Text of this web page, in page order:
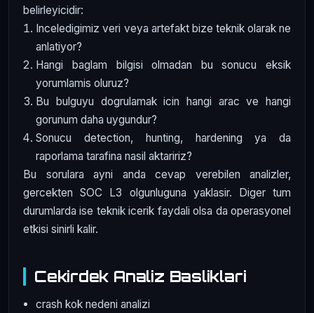
belirleyicidir:
Inceledigimiz veri veya artefakt bize teknik olarak ne
anlatiyor?
Hangi baglam bilgisi olmadan bu sonucu eksik
yorumlamis oluruz?
Bu bulguyu dogrulamak icin hangi arac ve hangi
gorunum daha uygundur?
Sonucu detection, hunting, hardening ya da
raporlama tarafina nasil aktaririz?
Bu sorulara ayni anda cevap verebilen analizler,
gercekten SOC L3 olgunluguna yaklasir. Diger tum
durumlarda ise teknik icerik faydali olsa da operasyonel
etkisi sinirli kalir.
Cekirdek Analiz Basliklari
crash kok nedeni analizi